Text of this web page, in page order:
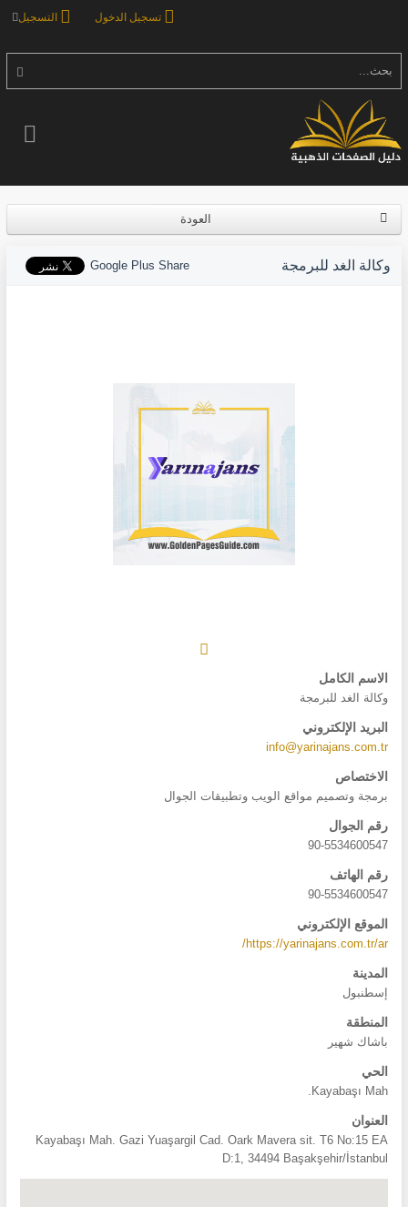
التسجيل تسجيل الدخول
بحث...
العودة
وكالة الغد للبرمجة Google Plus Share
الاسم الكامل
وكالة الغد للبرمجة
البريد الإلكتروني
info@yarinajans.com.tr
الاختصاص
برمجة وتصميم مواقع الويب وتطبيقات الجوال
رقم الجوال
90-5534600547
رقم الهاتف
90-5534600547
الموقع الإلكتروني
https://yarinajans.com.tr/ar/
المدينة
إسطنبول
المنطقة
باشاك شهير
الحي
Kayabaşı Mah.
العنوان
Kayabaşı Mah. Gazi Yuaşargil Cad. Oark Mavera sit. T6 No:15 EA
D:1, 34494 Başakşehir/İstanbul